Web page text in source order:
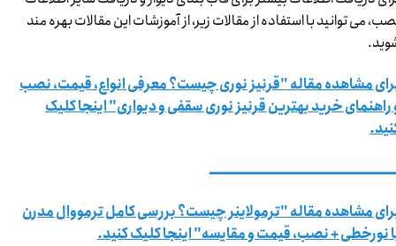
می توانید با استفاده از مقالات زیر، از آموزشات این مقالات بهره مند
مشاهده مقاله "قرنیز نوری چیست؟ معرفی انواع، قیمت، نصب
راهنمای خرید بهترین قرنیز نوری سقفی و دیواری" اینجا کلیک
مشاهده مقاله "ترمولاینر چیست؟ بررسی کامل ترمووال مدرن
نورخطی + نصب، قیمت و مقایسه" اینجا کلیک کنید.